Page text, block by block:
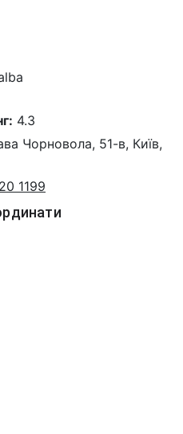
4.3
Чорновола, 51-в, Київ,
1199